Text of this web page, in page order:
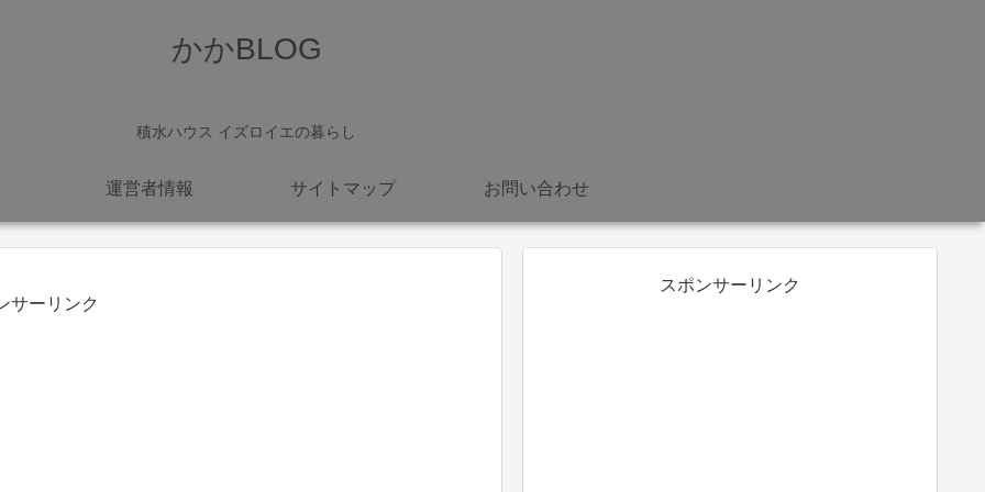
かかBLOG
積水ハウス イズロイエの暮らし
運営者情報 サイトマップ お問い合わせ
サーリンク
スポンサーリンク